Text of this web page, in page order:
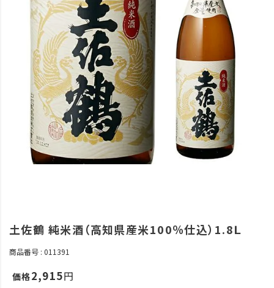
土佐鶴 純米酒（高知県産米100％仕込）1.8Ｌ
商品番号 011391
2,915